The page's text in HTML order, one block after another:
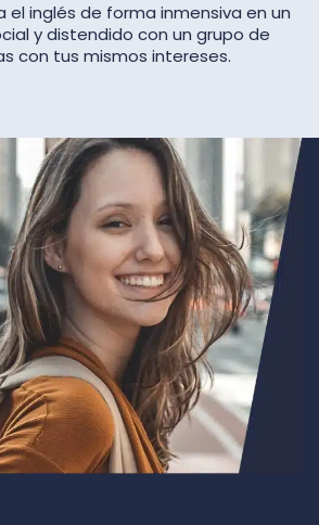
el inglés de forma inmensiva en un
y distendido con un grupo de
con tus mismos intereses.